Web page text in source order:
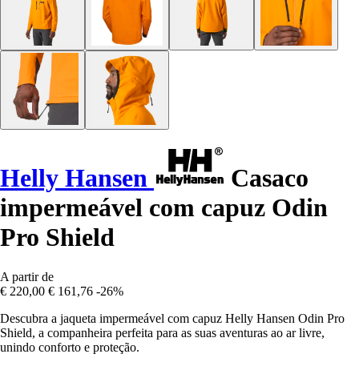
Helly Hansen
Casaco
impermeável com capuz Odin
Pro Shield
A partir de
€ 220,00 € 161,76 -26%
Descubra a jaqueta impermeável com capuz Helly Hansen Odin Pro
Shield, a companheira perfeita para as suas aventuras ao ar livre,
unindo conforto e proteção.